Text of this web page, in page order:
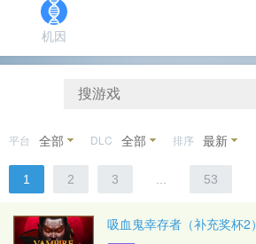
机因
平台 全部 DLC 全部 排序 最新
1 2 3 53
吸血鬼幸存者（补充奖杯2）